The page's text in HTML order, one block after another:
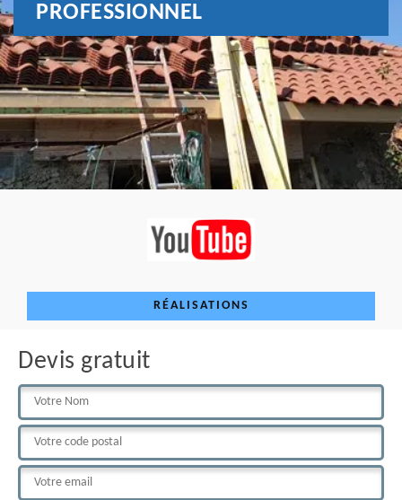
PROFESSIONNEL
RÉALISATIONS
Devis gratuit